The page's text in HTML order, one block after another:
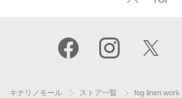
キナリノモール ストア一覧 fog linen work